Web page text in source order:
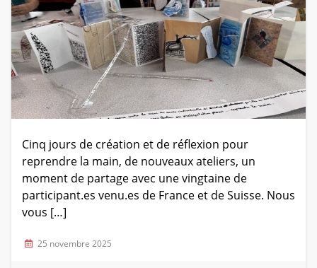
Cinq jours de création et de réflexion pour
reprendre la main, de nouveaux ateliers, un
moment de partage avec une vingtaine de
participant.es venu.es de France et de Suisse. Nous
vous […]
25 novembre 2025